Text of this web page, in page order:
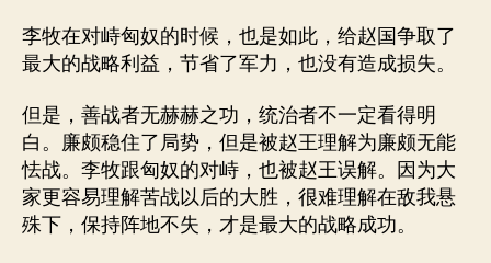
李牧在对峙匈奴的时候，也是如此，给赵国争取了
最大的战略利益，节省了军力，也没有造成损失。
但是，善战者无赫赫之功，统治者不一定看得明
白。廉颇稳住了局势，但是被赵王理解为廉颇无能
怯战。李牧跟匈奴的对峙，也被赵王误解。因为大
家更容易理解苦战以后的大胜，很难理解在敌我悬
殊下，保持阵地不失，才是最大的战略成功。